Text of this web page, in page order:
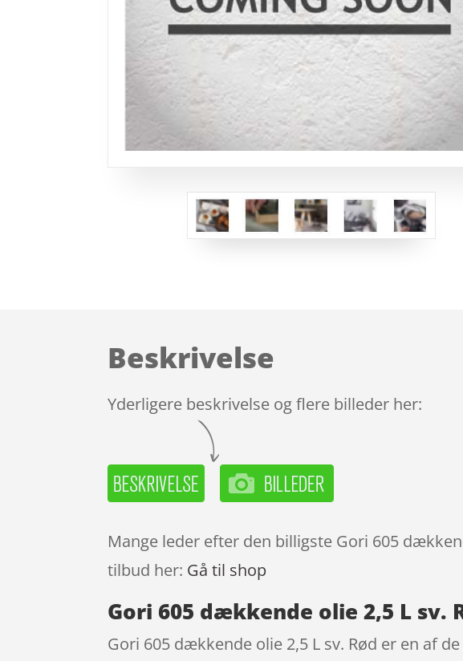
Beskrivelse
Yderligere beskrivelse og flere billeder her:
Mange leder efter den billigste Gori 605
tilbud her: Gå til shop
Gori 605 dækkende olie 2,5 L sv.
Gori 605 dækkende olie 2,5 L sv. Rød er en af